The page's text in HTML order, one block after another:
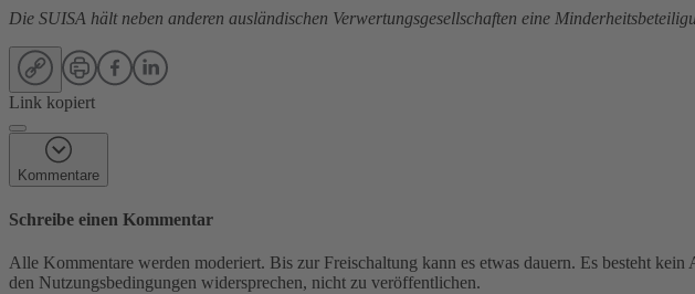
Die SUISA hält neben anderen ausländischen Verwertungsgesellschaften eine
Link kopiert
Kommentare
Schreibe einen Kommentar
Alle Kommentare werden moderiert. Bis zur Freischaltung kann es etwas dauern. Es besteht
den Nutzungsbedingungen widersprechen, nicht zu veröffentlichen.